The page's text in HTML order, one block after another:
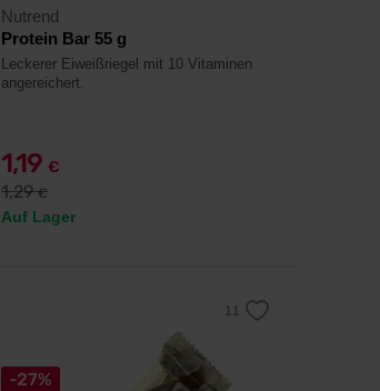
Nutrend
Protein Bar 55 g
Leckerer Eiweißriegel mit 10 Vitaminen
angereichert.
1,19 €
1,29€
Auf Lager
-27%